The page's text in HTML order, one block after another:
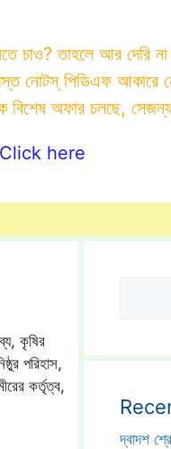
চাও? তাহলে আর দেরি
সমস্ত নোটস্ পিডিএফ
অফার চলছে,
Click here
কৃষির
পরিহাস,
কর্তৃত্ব,
দ্বাদশ